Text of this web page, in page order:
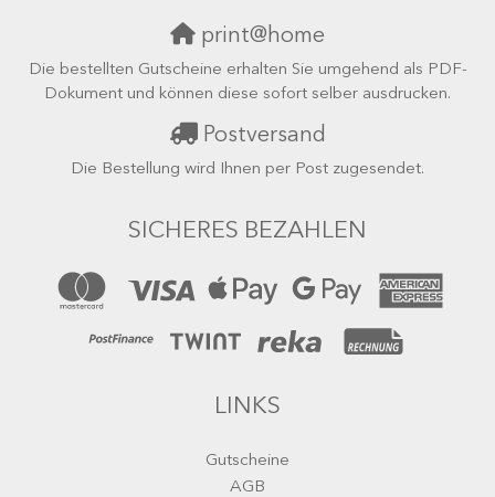
print@home
Die bestellten Gutscheine erhalten Sie umgehend als PDF-
Dokument und können diese sofort selber ausdrucken.
Postversand
Die Bestellung wird Ihnen per Post zugesendet.
SICHERES BEZAHLEN
LINKS
Gutscheine
AGB